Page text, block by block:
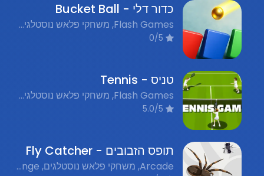
כדור דלי - Bucket Ball
Flash Games, משחקי פלאש נוסטלגים, Puzzle, חידות
טניס - Tennis
Flash Games, משחקי פלאש נוסטלגים, Sports, ספורט
תופס הזבובים - Fly Catcher
Arcade, משחקי פלאש נוסטלגים, Time Challenge, אתגר זמן